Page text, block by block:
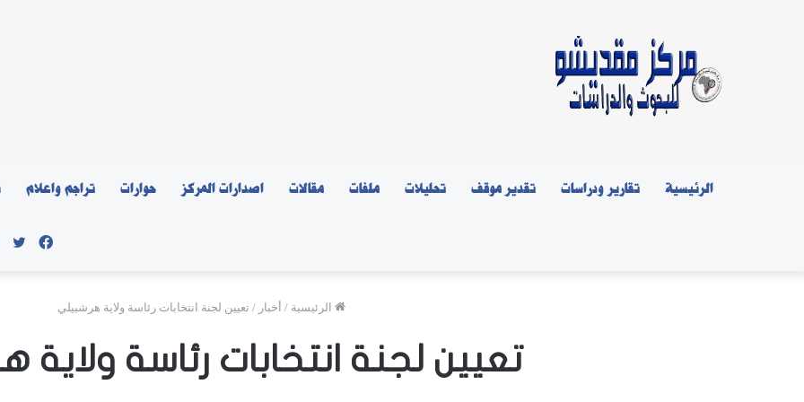
الرئيسية تقارير ودراسات تقدير موقف تحليلات ملفات مقالات اصدارات المركز حوارات تراجم واعلام
الرئيسية / أخبار / تعيين لجنة انتخابات رئاسة ولاية هرشبيلي
تعيين لجنة انتخابات رئاسة ولاية